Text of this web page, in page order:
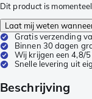
Dit product is
Laat mij weten
Gratis verzending
Binnen 30 dagen
Wij krijgen een 4,8/
Snelle levering uit
Beschrijving